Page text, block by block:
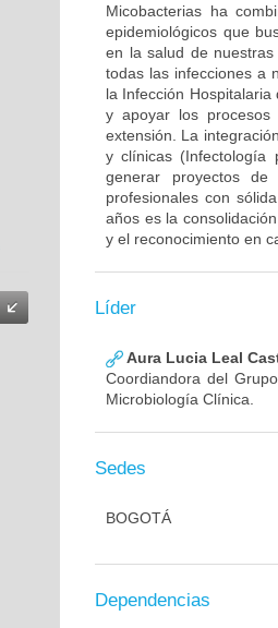
Micobacterias ha
epidemiológicos que
en la salud de
todas las infecciones a
la Infección
y apoyar los
extensión. La
y clínicas (Infectología
generar proyectos
profesionales con
años es la
y el reconocimiento en
Líder
Aura Lucia Leal
Coordiandora del
Microbiología Clínica.
Sedes
BOGOTÁ
Dependencias